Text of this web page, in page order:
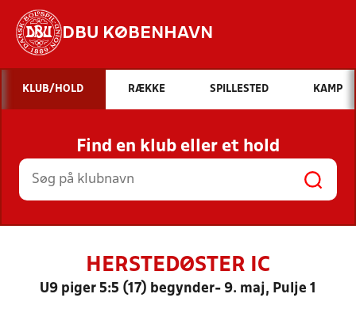
DBU KØBENHAVN
Hvad vil du søge efter?
INDHOLD OG NYHEDER
STILLINGER, RESULTATER, KLUBBER OG
HOLD
KLUB/HOLD RÆKKE SPILLESTED KAMP
Find en klub eller et hold
HERSTEDØSTER IC
U9 piger 5:5 (17) begynder- 9. maj, Pulje 1